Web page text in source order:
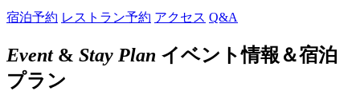
宿泊予約 レストラン予約 アクセス Q&A
Event& Stay Plan イベント情報＆宿泊
プラン